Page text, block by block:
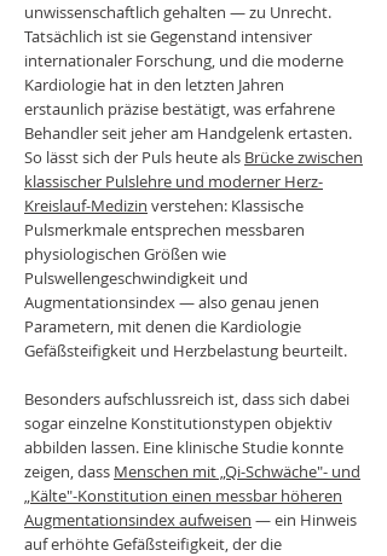
unwissenschaftlich gehalten — zu Unrecht.
Tatsächlich ist sie Gegenstand intensiver
internationaler Forschung, und die moderne
Kardiologie hat in den letzten Jahren
erstaunlich präzise bestätigt, was erfahrene
Behandler seit jeher am Handgelenk ertasten.
So lässt sich der Puls heute als Brücke zwischen
klassischer Pulslehre und moderner Herz-
Kreislauf-Medizin verstehen: Klassische
Pulsmerkmale entsprechen messbaren
physiologischen Größen wie
Pulswellengeschwindigkeit und
Augmentationsindex — also genau jenen
Parametern, mit denen die Kardiologie
Gefäßsteifigkeit und Herzbelastung beurteilt.
Besonders aufschlussreich ist, dass sich dabei
sogar einzelne Konstitutionstypen objektiv
abbilden lassen. Eine klinische Studie konnte
zeigen, dass Menschen mit „Qi-Schwäche"- und
„Kälte"-Konstitution einen messbar höheren
Augmentationsindex aufweisen — ein Hinweis
auf erhöhte Gefäßsteifigkeit, der die